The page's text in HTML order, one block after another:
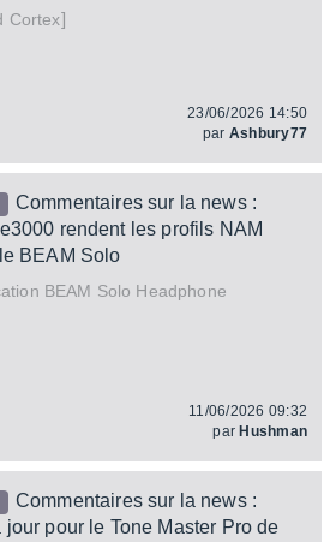
Cortex]
23/06/2026 14:50
par Ashbury77
Commentaires sur la news :
rendent les profils NAM
BEAM Solo
BEAM Solo Headphone
11/06/2026 09:32
par Hushman
Commentaires sur la news :
pour le Tone Master Pro de